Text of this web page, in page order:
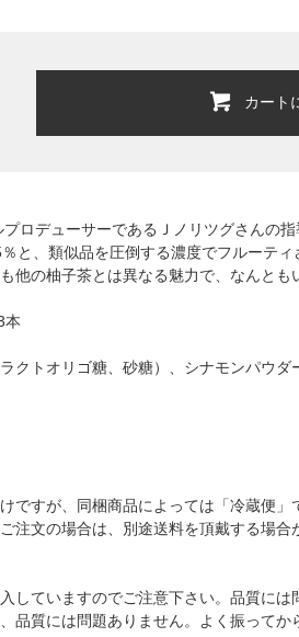
カート
ロデューサーであるＪノリツグさんの
と、類似品を圧倒する濃度でフルーテ
他の柚子茶とは異なる魅力で、なんとも
本
クトオリゴ糖、砂糖）、シナモンパウ
ですが、同梱商品によっては「冷蔵便
注文の場合は、別途送料を頂戴する場合
していますのでご注意下さい。品質に
品質には問題ありません。よく振ってか